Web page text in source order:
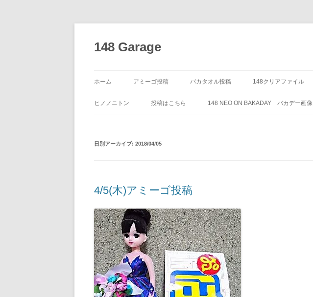
ン
ツ
ッ
148 Garage
ホーム アミーゴ投稿 バカタオル投稿 148クリアファイル
ヒノノニトン 投稿はこちら 148 NEO ON BAKADAY バカデー画像
日別アーカイブ: 2018/04/05
4/5(木)アミーゴ投稿